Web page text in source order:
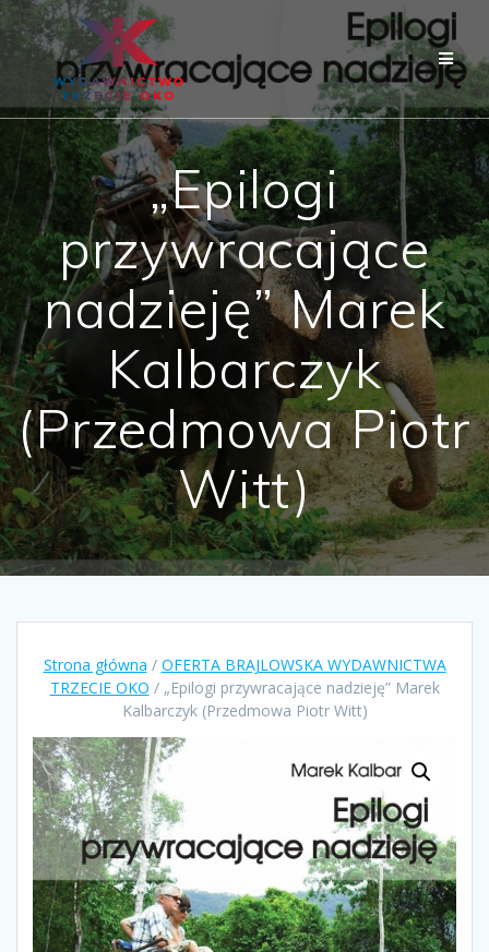
content
„Epilogi
przywracające
nadzieję” Marek
Kalbarczyk
(Przedmowa Piotr
Witt)
Strona główna / OFERTA BRAJLOWSKA WYDAWNICTWA
TRZECIE OKO / „Epilogi przywracające nadzieję” Marek
Kalbarczyk (Przedmowa Piotr Witt)